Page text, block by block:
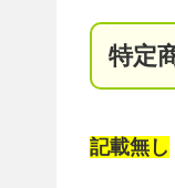
特定
記載無し